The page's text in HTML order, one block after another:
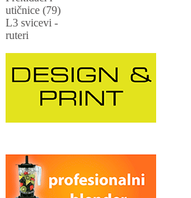
utičnice (79)
L3 svicevi -
ruteri